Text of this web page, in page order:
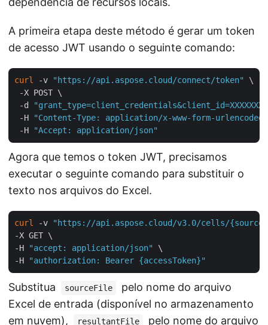
A primeira etapa deste método é gerar um token
de acesso JWT usando o seguinte comando:
curl -v "https://api.aspose.cloud/connect/token"
\
-X POST \
-d
"grant_type=client_credentials&client_id=XXXXXXX-
-H
"Content-Type: application/x-www-form-urlencoded"
-H
"Accept: application/json"
Agora que temos o token JWT, precisamos
executar o seguinte comando para substituir o
texto nos arquivos do Excel.
curl -v
"https://api.aspose.cloud/v3.0/cells/
-X GET \
-H
"accept: application/json"
\
-H
"authorization: Bearer {accessToken}"
Substitua sourceFile
pelo nome do arquivo
Excel de entrada (disponível no armazenamento
em nuvem),
resultantFile pelo nome do arquivo